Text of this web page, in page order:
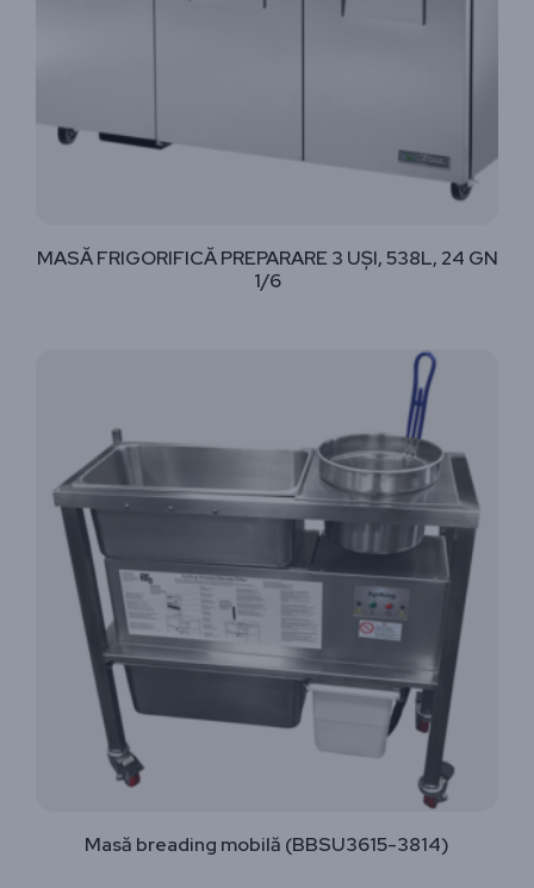
MASĂ FRIGORIFICĂ PREPARARE 3 UȘI, 538L, 24 GN
1/6
Masă breading mobilă (BBSU3615-3814)